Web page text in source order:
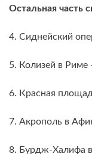
Остальная часть
4. Сиднейский
5. Колизей в Риме
6. Красная
7. Акрополь в
8. Бурдж-Халифа